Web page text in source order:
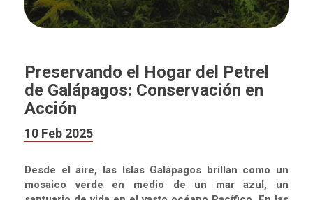
Preservando el Hogar del Petrel
de Galápagos: Conservación en
Acción
10 Feb 2025
Desde el aire, las Islas Galápagos brillan como un
mosaico verde en medio de un mar azul, un